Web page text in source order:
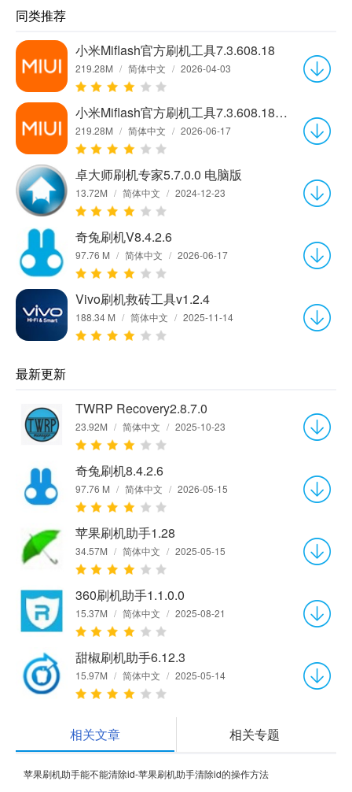
同类推荐
小米Miflash官方刷机工具7.3.608.18
219.28M / 简体中文 / 2026-04-03
小米Miflash官方刷机工具7.3.608.18最新版
219.28M / 简体中文 / 2026-06-17
卓大师刷机专家5.7.0.0 电脑版
13.72M / 简体中文 / 2024-12-23
奇兔刷机V8.4.2.6
97.76 M / 简体中文 / 2026-06-17
Vivo刷机救砖工具v1.2.4
188.34 M / 简体中文 / 2025-11-14
最新更新
TWRP Recovery2.8.7.0
23.92M / 简体中文 / 2025-10-23
奇兔刷机8.4.2.6
97.76 M / 简体中文 / 2026-05-15
苹果刷机助手1.28
34.57M / 简体中文 / 2025-05-15
360刷机助手1.1.0.0
15.37M / 简体中文 / 2025-08-21
甜椒刷机助手6.12.3
15.97M / 简体中文 / 2025-05-14
相关文章 相关专题
苹果刷机助手能不能清除id-苹果刷机助手清除id的操作方法